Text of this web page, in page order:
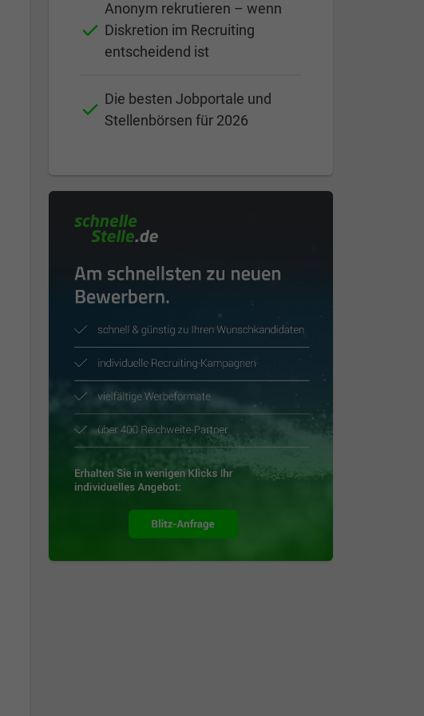
Anonym rekrutieren – wenn
Diskretion im Recruiting
entscheidend ist
Die besten Jobportale und
Stellenbörsen für 2026